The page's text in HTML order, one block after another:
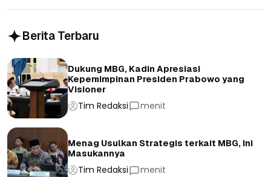
Berita Terbaru
Dukung MBG, Kadin Apresiasi
Kepemimpinan Presiden Prabowo yang
Visioner
Tim Redaksi menit
Menag Usulkan Strategis terkait MBG, Ini
Masukannya
Tim Redaksi menit